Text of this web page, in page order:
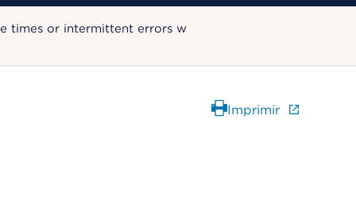
times or intermittent errors w
Imprimir